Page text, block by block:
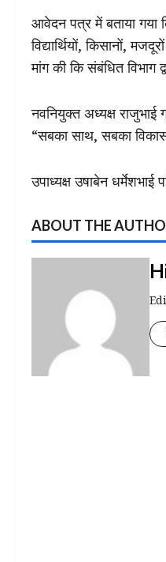
आवेदन पत्र में बताया गया
विद्यार्थियों, किसानों,
मांग की कि संबंधित
नवनियुक्त अध्यक्ष राजुभाई
“सबका साथ, सबका
उपाध्यक्ष उषाबेन
ABOUT THE